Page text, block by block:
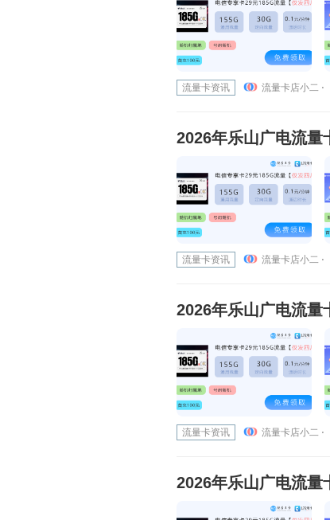
流量卡资讯 流量卡店小二 ⋅
2026年乐山广电流量
流量卡资讯 流量卡店小二 ⋅
2026年乐山广电流量
流量卡资讯 流量卡店小二 ⋅
2026年乐山广电流量